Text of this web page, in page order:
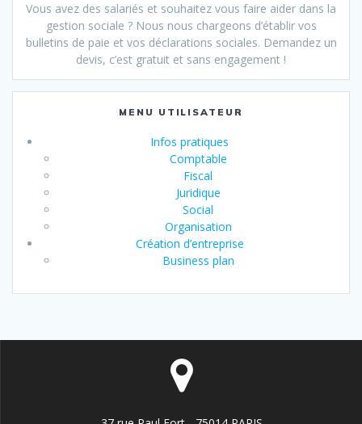
Vous avez des salariés et souhaitez vous faire aider dans la
gestion sociale ? Nous nous chargeons d’établir vos
bulletins de paie et vos déclarations sociales. Demandez un
devis, c’est gratuit et sans engagement !
MENU UTILISATEUR
Infos pratiques
Comptable
Fiscal
Juridique
Social
Organisation
Création d’entreprise
Business plan